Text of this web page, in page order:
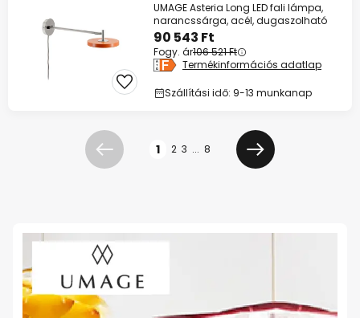
UMAGE Asteria Long LED fali lámpa,
narancssárga, acél, dugaszolható
90 543 Ft
Fogy. ár106 521 Ft
Termékinformációs adatlap
Szállítási idő: 9-13 munkanap
Előző 1 2 3 ... 8
Következő